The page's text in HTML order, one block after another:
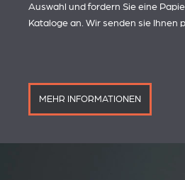
Auswahl und fordern Sie eine
Kataloge an. Wir senden sie Ihnen
MEHR INFORMATIONEN